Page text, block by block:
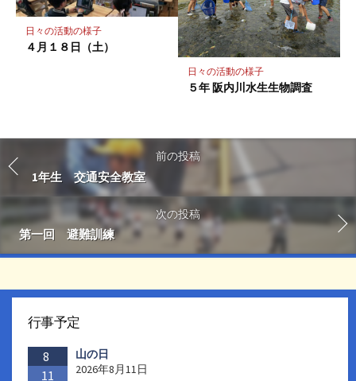
日々の活動の様子
４月１８日（土）
日々の活動の様子
５年 阪内川水生生物調査
前の投稿
1年生 交通安全教室
次の投稿
第一回 避難訓練
行事予定
8
11
山の日
2026年8月11日